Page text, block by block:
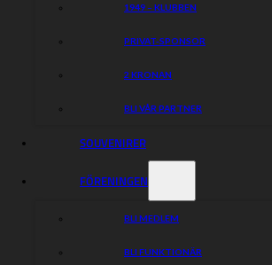
1949 – KLUBBEN
PRIVAT-SPONSOR
2 KRONAN
BLI VÅR PARTNER
SOUVENIRER
FÖRENINGEN
BLI MEDLEM
BLI FUNKTIONÄR